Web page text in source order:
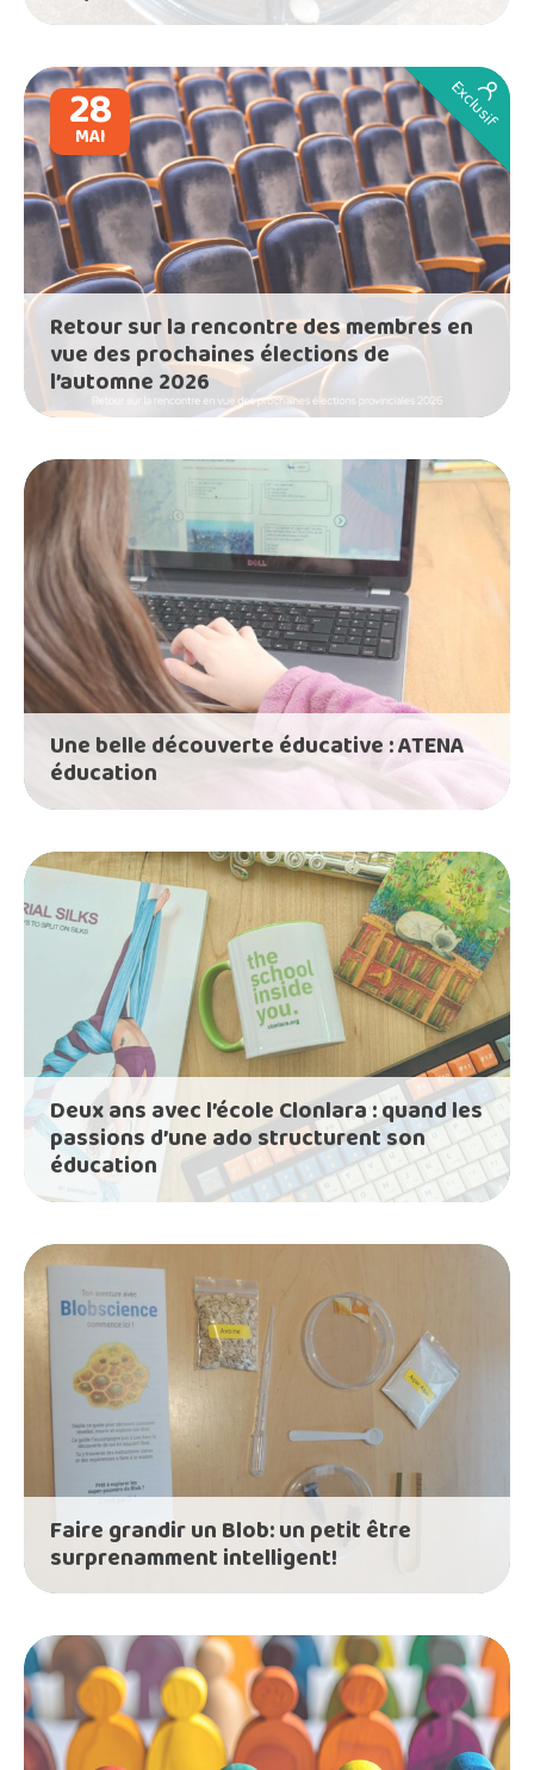
28
MAI
Exclusif
Retour sur la rencontre des membres en
vue des prochaines élections de
l’automne 2026
Une belle découverte éducative : ATENA
éducation
Deux ans avec l’école Clonlara : quand les
passions d’une ado structurent son
éducation
Faire grandir un Blob: un petit être
surprenamment intelligent!